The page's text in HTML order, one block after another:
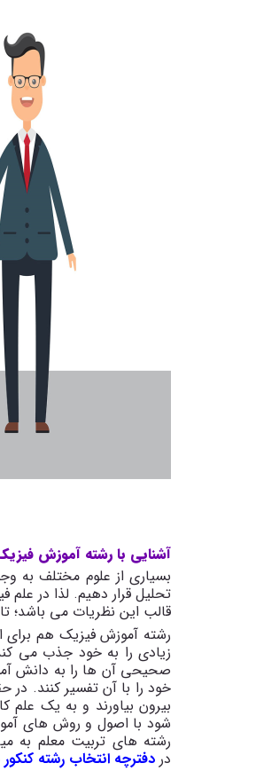
آشنایی با رشته آموزش
بسیاری از علوم مختلف به
تحلیل قرار دهیم. لذا در
قالب این نظریات می باشد؛
رشته آموزش فیزیک هم برای
زیادی را به خود جذب می
صحیحی آن ها را به دانش
خود را با آن تفسیر کنند.
بیرون بیاورند و به یک علم
شود با اصول و روش های
رشته های تربیت معلم به
دردفترچه انتخاب رشته